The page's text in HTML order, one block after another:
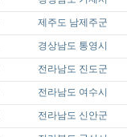
제주도 남제주군
경상남도 통영시
전라남도 진도군
전라남도 여수시
전라남도 신안군